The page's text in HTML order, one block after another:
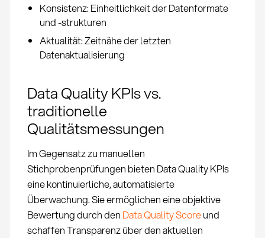
Konsistenz: Einheitlichkeit der Datenformate
und -strukturen
Aktualität: Zeitnähe der letzten
Datenaktualisierung
Data Quality KPIs vs.
traditionelle
Qualitätsmessungen
Im Gegensatz zu manuellen
Stichprobenprüfungen bieten Data Quality KPIs
eine kontinuierliche, automatisierte
Überwachung. Sie ermöglichen eine objektive
Bewertung durch den Data Quality Scoreund
schaffen Transparenz über den aktuellen